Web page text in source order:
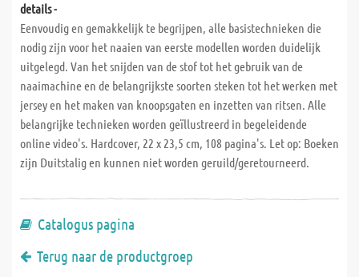
details -
Eenvoudig en gemakkelijk te begrijpen, alle basistechnieken die
nodig zijn voor het naaien van eerste modellen worden duidelijk
uitgelegd. Van het snijden van de stof tot het gebruik van de
naaimachine en de belangrijkste soorten steken tot het werken met
jersey en het maken van knoopsgaten en inzetten van ritsen. Alle
belangrijke technieken worden geïllustreerd in begeleidende
online video's. Hardcover, 22 x 23,5 cm, 108 pagina's. Let op: Boeken
zijn Duitstalig en kunnen niet worden geruild/geretourneerd.
Catalogus pagina
Terug naar de productgroep